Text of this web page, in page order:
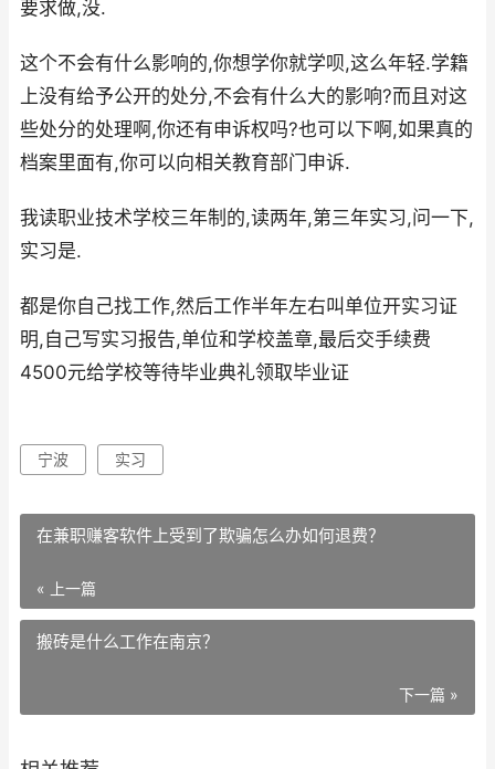
要求做,没.
这个不会有什么影响的,你想学你就学呗,这么年轻.学籍
上没有给予公开的处分,不会有什么大的影响?而且对这
些处分的处理啊,你还有申诉权吗?也可以下啊,如果真的
档案里面有,你可以向相关教育部门申诉.
我读职业技术学校三年制的,读两年,第三年实习,问一下,
实习是.
都是你自己找工作,然后工作半年左右叫单位开实习证
明,自己写实习报告,单位和学校盖章,最后交手续费
4500元给学校等待毕业典礼领取毕业证
宁波 实习
在兼职赚客软件上受到了欺骗怎么办如何退费？
« 上一篇
搬砖是什么工作在南京？
下一篇 »